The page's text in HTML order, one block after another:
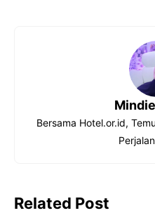
Bersama Hotel.or.id,
Related Post